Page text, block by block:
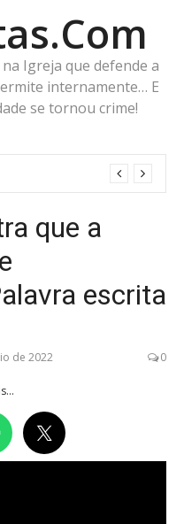
Igreja que defende a
internamente… E
se tornou crime!
que a
escrita
de 2022 0